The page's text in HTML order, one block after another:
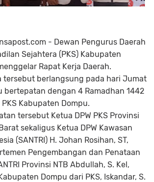
- Dewan Pengurus Daerah
Sejahtera (PKS) Kabupaten
Rapat Kerja Daerah.
tersebut berlangsung pada hari Jumat
bertepatan dengan 4 Ramadhan 1442
PKS Kabupaten Dompu.
tersebut Ketua DPW PKS Provinsi
sekaligus Ketua DPW Kawasan
(SANTRI) H. Johan Rosihan, ST,
Pengembangan dan Penataan
Provinsi NTB Abdullah, S. Kel,
Dompu dari PKS, Iskandar, S.